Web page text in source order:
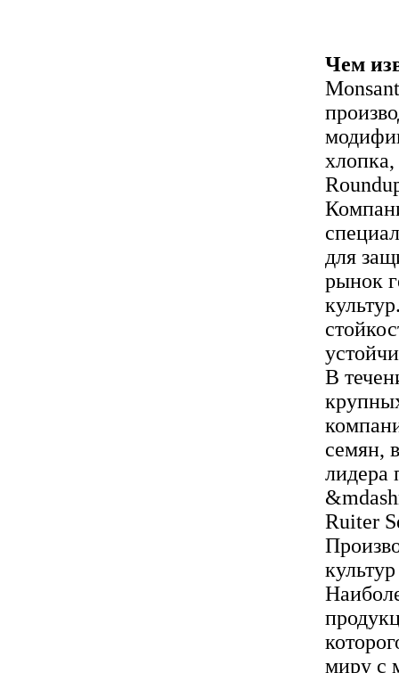
Чем
для
рынок
В
семян,
лидера
Ruiter
миру с